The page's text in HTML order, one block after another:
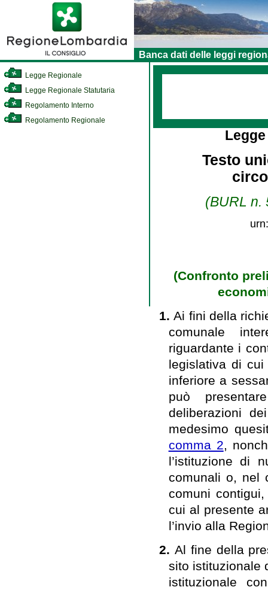
Banca dati delle leggi
Legge Regionale
Legge Regionale Statutaria
Regolamento Interno
Regolamento Regionale
Testo
(BURL n.
(Confronto
1.Ai fini della
comunale
riguardante i
legislativa di
inferiore a
può
deliberazioni
medesimo
comma 2,
l’istituzione di
comunali o, nel
comuni
cui al presente
l’invio alla
2. Al fine della
sito istituzionale
istituzionale